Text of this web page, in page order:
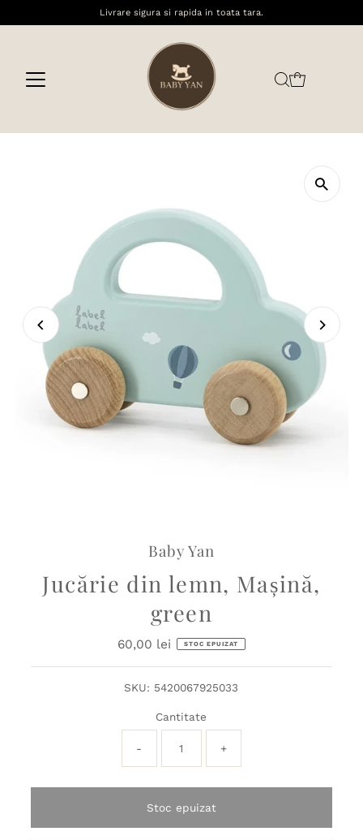
Livrare sigura si rapida in toata tara.
Baby Yan
Jucărie din lemn, Mașină,
green
Preț
60,00 lei STOC EPUIZAT
SKU: 5420067925033
Cantitate
- +
Stoc epuizat